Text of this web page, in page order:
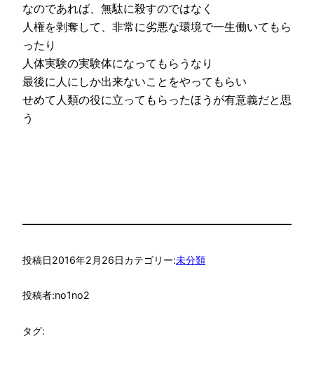
なのであれば、無駄に殺すのではなく
人権を剥奪して、非常に劣悪な環境で一生働いてもら
ったり
人体実験の実験体になってもらうなり
最後に人にしか出来ないことをやってもらい
せめて人類の役に立ってもらったほうが有意義だと思
う
投稿日2016年2月26日カテゴリー:未分類
投稿者:no1no2
タグ: